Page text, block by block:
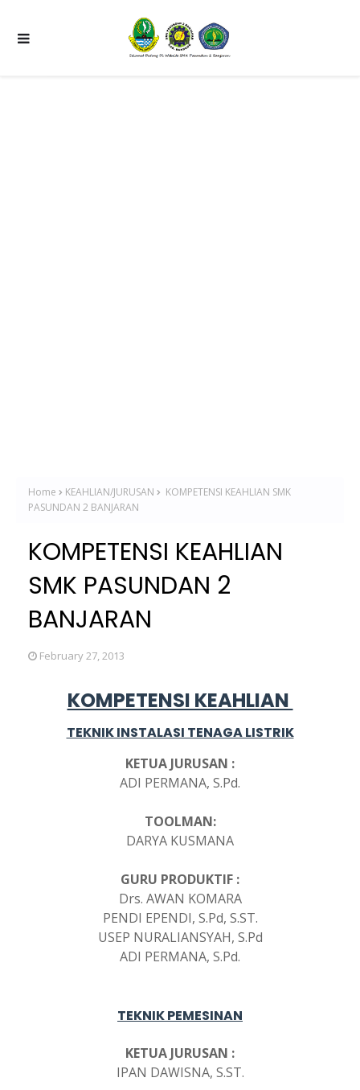
Home KEAHLIAN/JURUSAN
KOMPETENSI KEAHLIAN SMK
PASUNDAN 2 BANJARAN
KOMPETENSI KEAHLIAN
SMK PASUNDAN 2
BANJARAN
February 27, 2013
KOMPETENSI KEAHLIAN
TEKNIK INSTALASI TENAGA LISTRIK
KETUA JURUSAN :
ADI PERMANA, S.Pd.
TOOLMAN:
DARYA KUSMANA
GURU PRODUKTIF :
Drs. AWAN KOMARA
PENDI EPENDI, S.Pd, S.ST.
USEP NURALIANSYAH, S.Pd
ADI PERMANA, S.Pd.
TEKNIK PEMESINAN
KETUA JURUSAN :
IPAN DAWISNA, S.ST.